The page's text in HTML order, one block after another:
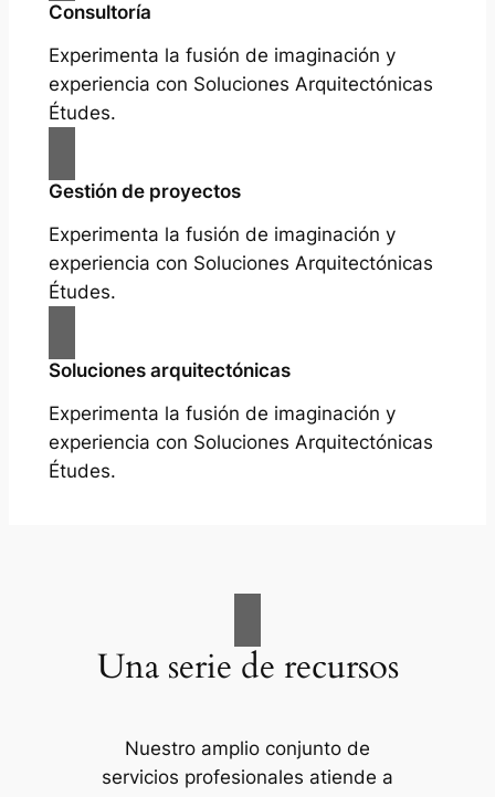
Consultoría
Experimenta la fusión de imaginación y
experiencia con Soluciones Arquitectónicas
Études.
Gestión de proyectos
Experimenta la fusión de imaginación y
experiencia con Soluciones Arquitectónicas
Études.
Soluciones arquitectónicas
Experimenta la fusión de imaginación y
experiencia con Soluciones Arquitectónicas
Études.
Una serie de recursos
Nuestro amplio conjunto de
servicios profesionales atiende a